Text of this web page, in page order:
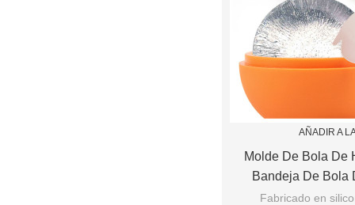
AÑADIR A
Molde De Bola De
Bandeja De Bola
Silicona Flexible
Fabricado en